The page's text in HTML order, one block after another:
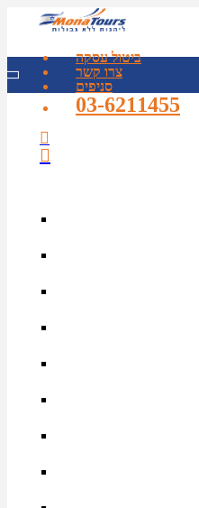
ביטול עסקה
צרו קשר
סניפים
03-6211455